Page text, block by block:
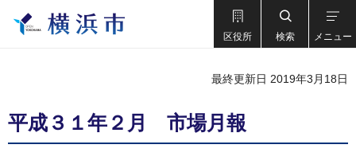
区役所 検索 メニュー
最終更新日 2019年3月18日
平成３１年２月 市場月報